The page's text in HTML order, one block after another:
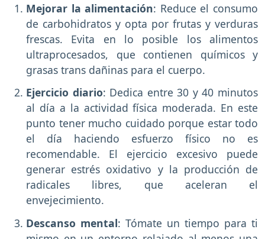
Mejorar la alimentación: Reduce el consumo
de carbohidratos y opta por frutas y verduras
frescas. Evita en lo posible los alimentos
ultraprocesados, que contienen químicos y
grasas trans dañinas para el cuerpo.
Ejercicio diario: Dedica entre 30 y 40 minutos
al día a la actividad física moderada. En este
punto tener mucho cuidado porque estar todo
el día haciendo esfuerzo físico no es
recomendable. El ejercicio excesivo puede
generar estrés oxidativo y la producción de
radicales libres, que aceleran el
envejecimiento.
Descanso mental: Tómate un tiempo para ti